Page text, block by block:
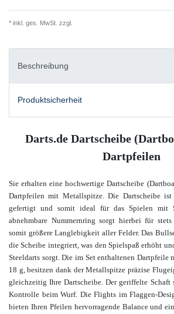
* inkl. ges. MwSt. zzgl.
Beschreibung
Produktsicherheit
Darts.de Dartscheibe
Dartpfeilen
Sie erhalten eine hochwertige Dartscheibe
Dartpfeilen mit Metallspitze. Die Dartscheibe ist
gefertigt und somit ideal für das Spielen mit
abnehmbare Nummernring sorgt hierbei für
somit größere Langlebigkeit aller Felder. Das
die Scheibe integriert, was den Spielspaß erhöht
Steeldarts sorgt. Die im Set enthaltenen Dartpfeile
18 g, besitzen dank der Metallspitze präzise
gleichzeitig Ihre Dartscheibe. Der geriffelte Schaft
Kontrolle beim Wurf. Die Flights im Flaggen-
bieten Ihren Pfeilen hervorragende Balance und